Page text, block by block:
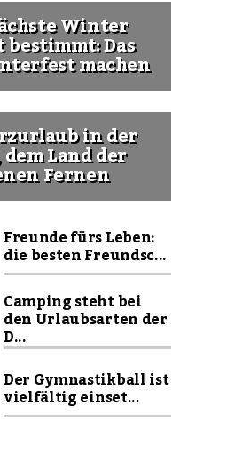
Winter
Das
machen
in der
Land der
Fernen
Freunde fürs Leben:
die besten Freundsc...
Camping steht bei
den Urlaubsarten der
D...
Der Gymnastikball ist
vielfältig einset...